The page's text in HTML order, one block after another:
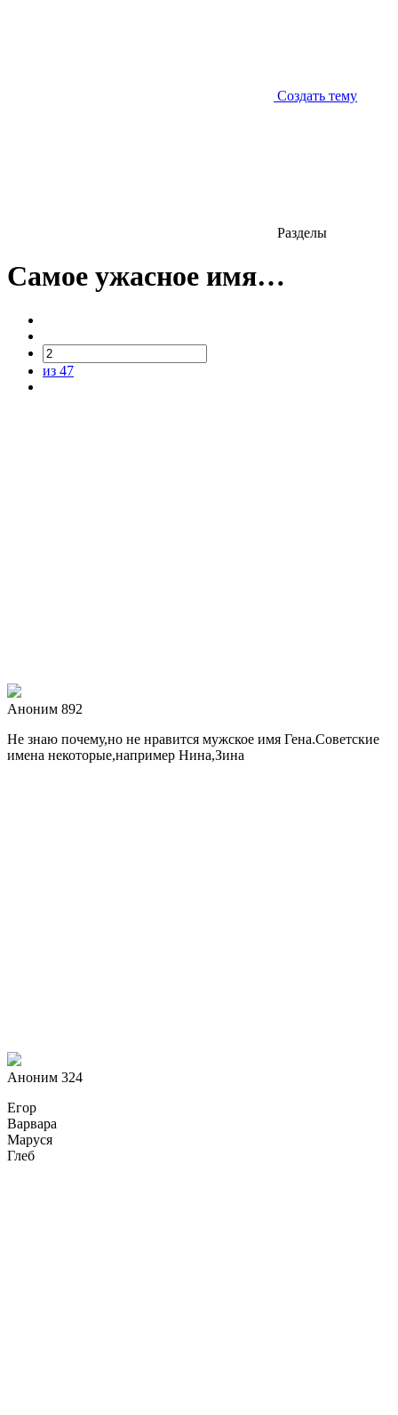
Создать тему
Разделы
Самое ужасное имя…
из 47
Аноним 892
Не знаю почему,но не нравится мужское имя Гена.Советские
имена некоторые,например Нина,Зина
Аноним 324
Егор
Варвара
Маруся
Глеб